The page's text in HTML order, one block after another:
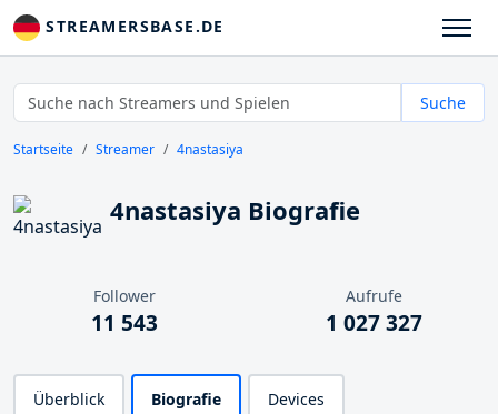
STREAMERSBASE.DE
Suche
Startseite Streamer 4nastasiya
4nastasiya Biografie
Follower
11 543
Aufrufe
1 027 327
Überblick Biografie Devices